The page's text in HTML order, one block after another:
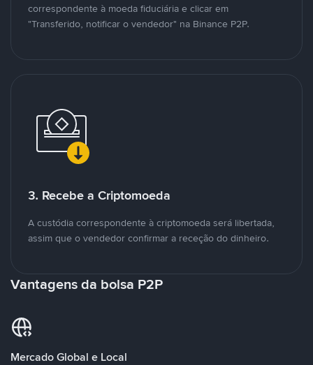
correspondente à moeda fiduciária e clicar em
"Transferido, notificar o vendedor" na Binance P2P.
3. Recebe a Criptomoeda
A custódia correspondente à criptomoeda será libertada,
assim que o vendedor confirmar a receção do dinheiro.
Vantagens da bolsa P2P
Mercado Global e Local